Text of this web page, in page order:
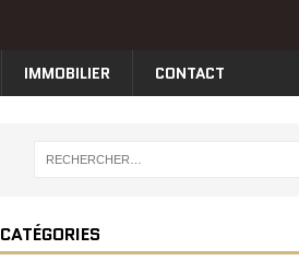
IMMOBILIER CONTACT
CATÉGORIES